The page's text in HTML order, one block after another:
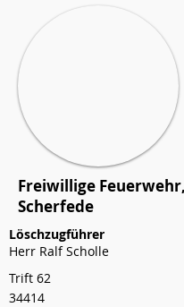
Freiwillige
Scherfede
Löschzugführer
Herr Ralf Scholle
Trift 62
34414